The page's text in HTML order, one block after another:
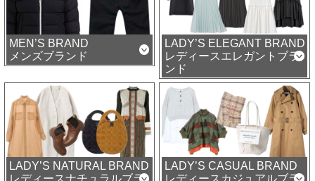
MEN’S BRAND
メンズブランド
LADY’S ELEGANT BRAND
レディースエレガントブラ
ンド
LADY’S NATURAL BRAND
LADY’S CASUAL BRAND